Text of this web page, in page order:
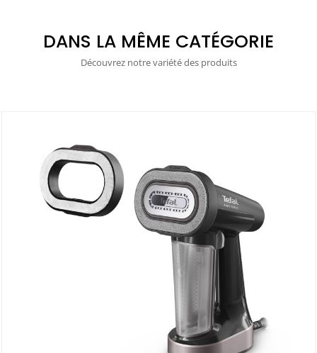
DANS LA MÊME CATÉGORIE
Découvrez notre variété des produits